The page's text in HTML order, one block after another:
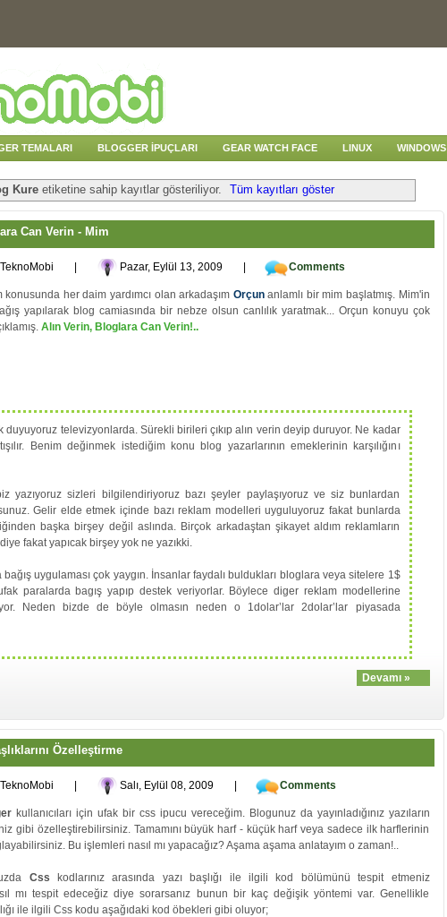
TEMALARI BLOGGER İPUÇLARI GEAR WATCH FACE LINUX WINDOWS
Kureetiketine sahip kayıtlar gösteriliyor. Tüm kayıtları göster
Can Verin - Mim
TeknoMobi Pazar, Eylül 13, 2009 Comments
konusunda her daim yardımcı olan arkadaşım Orçunanlamlı bir mim başlatmış. Mim'in
yapılarak blog camiasında bir nebze olsun canlılık yaratmak... Orçun konuyu çok
Alın Verin, Bloglara Can Verin!..
duyuyoruz televizyonlarda. Sürekli birileri çıkıp alın verin deyip duruyor. Ne kadar
Benim değinmek istediğim konu blog yazarlarının emeklerinin karşılığını
yazıyoruz sizleri bilgilendiriyoruz bazı şeyler paylaşıyoruz ve siz bunlardan
Gelir elde etmek içinde bazı reklam modelleri uyguluyoruz fakat bunlarda
başka birşey değil aslında. Birçok arkadaştan şikayet aldım reklamların
fakat yapıcak birşey yok ne yazıkki.
bağış uygulaması çok yaygın. İnsanlar faydalı buldukları bloglara veya sitelere 1$
paralarda bagış yapıp destek veriyorlar. Böylece diger reklam modellerine
Neden bizde de böyle olmasın neden o 1dolar’lar 2dolar’lar piyasada
Devamı »
Özelleştirme
TeknoMobi Salı, Eylül 08, 2009 Comments
kullanıcıları için ufak bir css ipucu vereceğim. Blogunuz da yayınladığınız yazıların
gibi özelleştirebilirsiniz. Tamamını büyük harf - küçük harf veya sadece ilk harflerinin
Bu işlemleri nasıl mı yapacağız? Aşama aşama anlatayım o zaman!..
Css kodlarınız arasında yazı başlığı ile ilgili kod bölümünü tespit etmeniz
mı tespit edeceğiz diye sorarsanız bunun bir kaç değişik yöntemi var. Genellikle
ile ilgili Css kodu aşağıdaki kod öbekleri gibi oluyor;